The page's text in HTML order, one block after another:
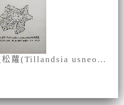
日治時期教學掛圖_松蘿(Tillandsia usneoides) 吸收鱗片(含畫框)